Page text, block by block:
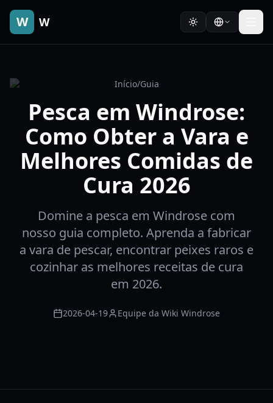
W W
Início/Guia
Pesca em Windrose:
Como Obter a Vara e
Melhores Comidas de
Cura 2026
Domine a pesca em Windrose com
nosso guia completo. Aprenda a fabricar
a vara de pescar, encontrar peixes raros e
cozinhar as melhores receitas de cura
em 2026.
2026-04-19 Equipe da Wiki Windrose